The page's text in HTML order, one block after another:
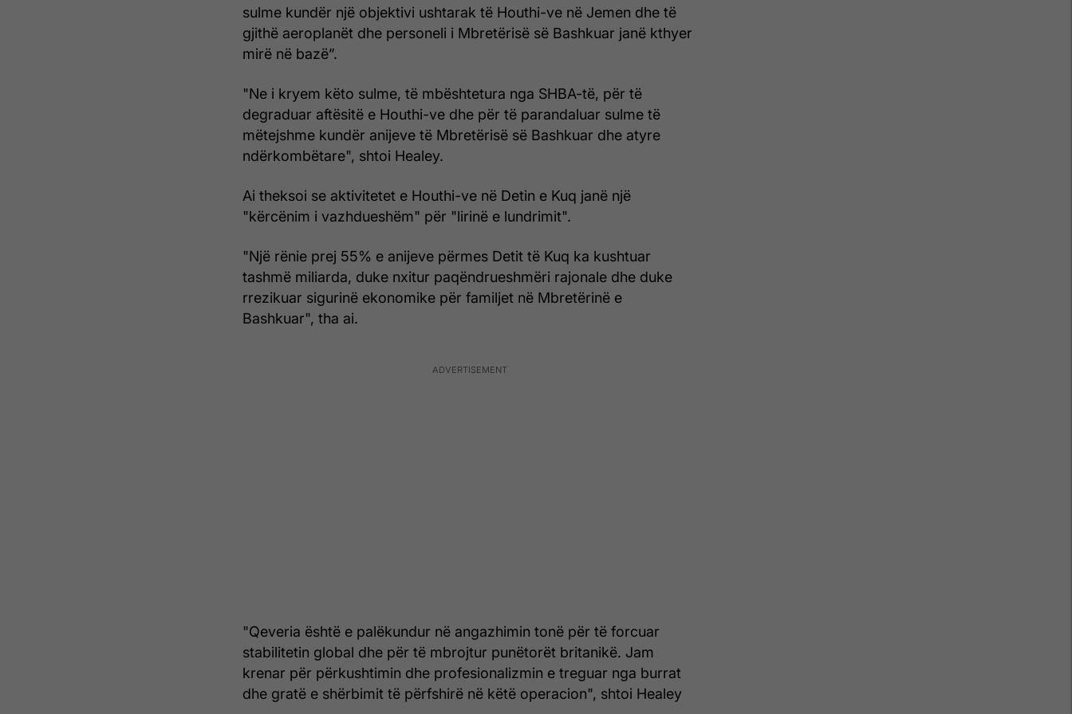
sulme kundër një objektivi ushtarak të Houthi-ve në Jemen dhe të
gjithë aeroplanët dhe personeli i Mbretërisë së Bashkuar janë kthyer
mirë në bazë”.
"Ne i kryem këto sulme, të mbështetura nga SHBA-të, për të
degraduar aftësitë e Houthi-ve dhe për të parandaluar sulme të
mëtejshme kundër anijeve të Mbretërisë së Bashkuar dhe atyre
ndërkombëtare", shtoi Healey.
Ai theksoi se aktivitetet e Houthi-ve në Detin e Kuq janë një
"kërcënim i vazhdueshëm" për "lirinë e lundrimit".
"Një rënie prej 55% e anijeve përmes Detit të Kuq ka kushtuar
tashmë miliarda, duke nxitur paqëndrueshmëri rajonale dhe duke
rrezikuar sigurinë ekonomike për familjet në Mbretërinë e
Bashkuar", tha ai.
"Qeveria është e palëkundur në angazhimin tonë për të forcuar
stabilitetin global dhe për të mbrojtur punëtorët britanikë. Jam
krenar për përkushtimin dhe profesionalizmin e treguar nga burrat
dhe gratë e shërbimit të përfshirë në këtë operacion", shtoi Healey